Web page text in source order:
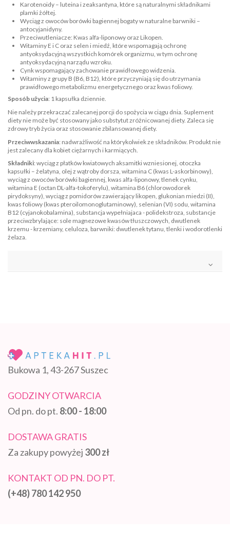
Karotenoidy – luteina i zeaksantyna, które są naturalnymi składnikami
plamki żółtej.
Wyciąg z owoców borówki bagiennej bogaty w naturalne barwniki –
antocyjanidyny.
Przeciwutleniacze: Kwas alfa-liponowy oraz Likopen.
Witaminy E i C oraz selen i miedź, które wspomagają ochronę
antyoksydacyjną wszystkich komórek organizmu, w tym ochronę
antyoksydacyjną narządu wzroku.
Cynk wspomagający zachowanie prawidłowego widzenia.
Witaminy z grupy B (B6, B12), które przyczyniają się do utrzymania
prawidłowego metabolizmu energetycznego oraz kwas foliowy.
Sposób użycia: 1 kapsułka dziennie.
Nie należy przekraczać zalecanej porcji do spożycia w ciągu dnia. Suplement
diety nie może być stosowany jako substytut zróżnicowanej diety. Zaleca się
zdrowy tryb życia oraz stosowanie zbilansowanej diety.
Przeciwwskazania: nadwrażliwość na którykolwiek ze składników. Produkt nie
jest zalecany dla kobiet ciężarnych i karmiących.
Składniki: wyciąg z płatków kwiatowych aksamitki wzniesionej, otoczka
kapsułki – żelatyna, olej z wątroby dorsza, witamina C (kwas L-askorbinowy),
wyciąg z owoców borówki bagiennej, kwas alfa-liponowy, tlenek cynku,
witamina E (octan DL-alfa-tokoferylu), witamina B6 (chlorowodorek
pirydoksyny), wyciąg z pomidorów zawierający likopen, glukonian miedzi (II),
kwas foliowy (kwas pteroilomonoglutaminowy), selenian (VI) sodu, witamina
B12 (cyjanokobalamina), substancja wypełniajaca - polidekstroza, substancje
przeciwzbrylające: sole magnezowe kwasów tłuszczowych, dwutlenek
krzemu - krzemiany, celuloza, barwniki: dwutlenek tytanu, tlenki i wodorotlenki
żelaza.
Bukowa 1, 43-267 Suszec
GODZINY OTWARCIA
Od pn. do pt. 8:00 - 18:00
DOSTAWA GRATIS
Za zakupy powyżej 300 zł
KONTAKT OD PN. DO PT.
(+48) 780 142 950